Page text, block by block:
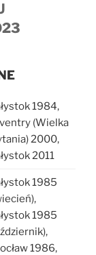
1984,
(Wielka
2000,
2011
1985
1985
1986,